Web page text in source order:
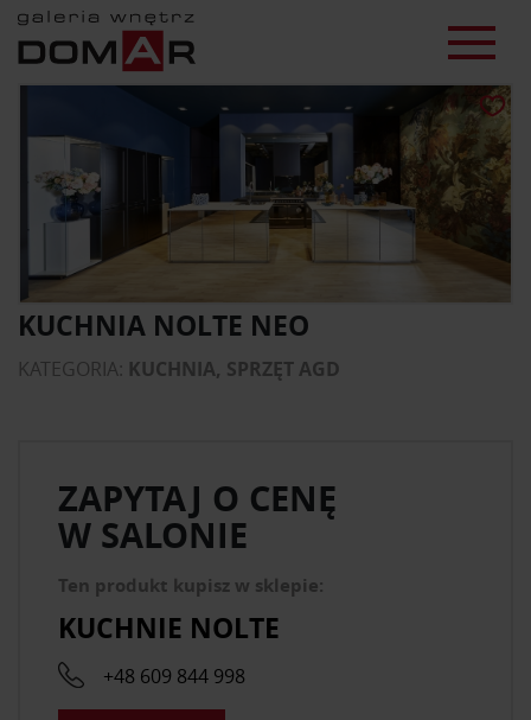
KUCHNIA NOLTE NEO
KATEGORIA: KUCHNIA, SPRZĘT AGD
ZAPYTAJ O CENĘ
W SALONIE
Ten produkt kupisz w sklepie:
KUCHNIE NOLTE
+48 609 844 998